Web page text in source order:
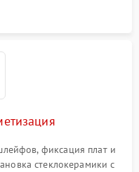
фиксация плат и
стеклокерамики с